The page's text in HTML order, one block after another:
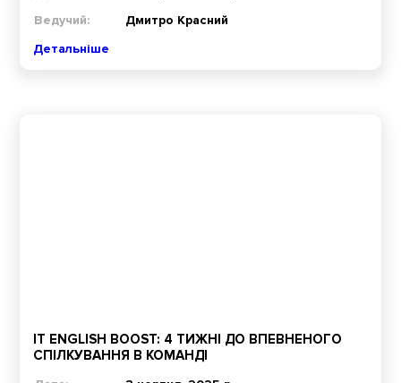
Ведучий:
Дмитро Красний
Детальніше
IT ENGLISH BOOST: 4 ТИЖНІ ДО ВПЕВНЕНОГО
СПІЛКУВАННЯ В КОМАНДІ